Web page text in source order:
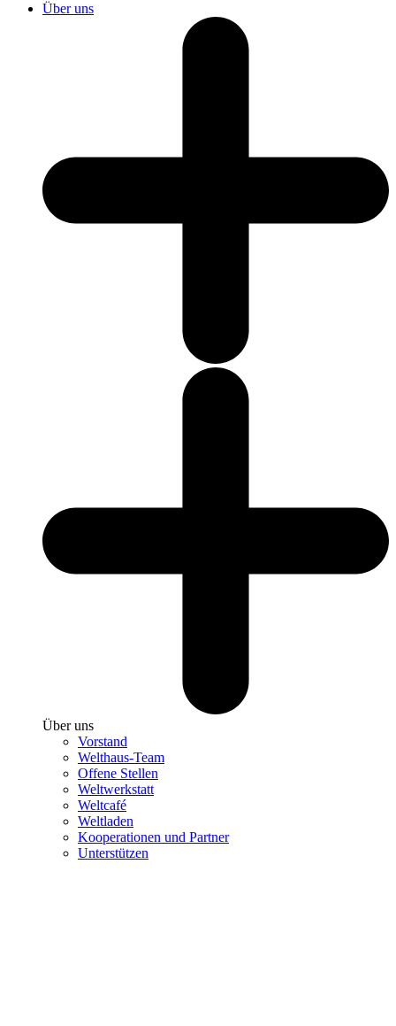
Über uns
Über uns
Vorstand
Welthaus-Team
Offene Stellen
Weltwerkstatt
Weltcafé
Weltladen
Kooperationen und Partner
Unterstützen